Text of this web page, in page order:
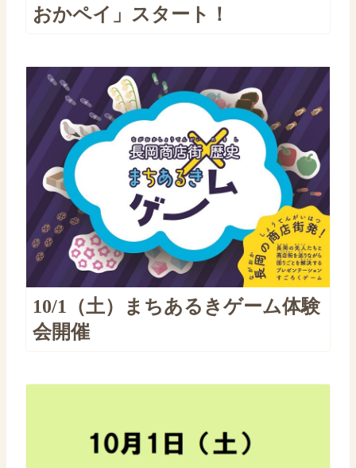
おかペイ」スタート！
10/1（土）まちあるきゲーム体験
会開催